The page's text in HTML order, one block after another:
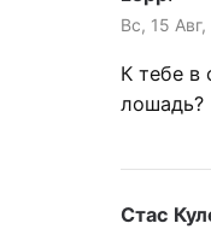
Вс, 15
К тебе в
лошадь?
Стас